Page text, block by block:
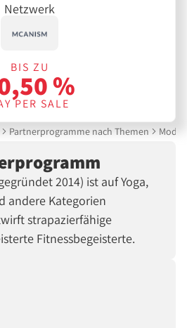
Netzwerk
BIS ZU
%
PER SALE
Partnerprogramme nach Themen Mode
2014) ist auf Yoga,
andere Kategorien
strapazierfähige
Fitnessbegeisterte.